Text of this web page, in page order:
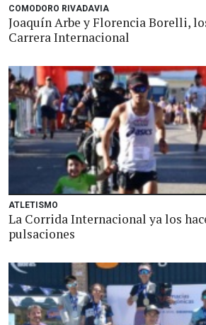
COMODORO RIVADAVIA
Joaquín Arbe y Florencia Borelli,
Carrera Internacional
ATLETISMO
La Corrida Internacional ya los
pulsaciones